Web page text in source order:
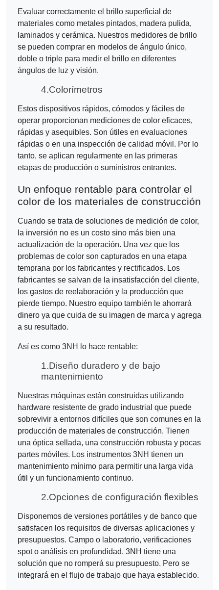
Evaluar correctamente el brillo superficial de
materiales como metales pintados, madera pulida,
laminados y cerámica. Nuestros medidores de brillo
se pueden comprar en modelos de ángulo único,
doble o triple para medir el brillo en diferentes
ángulos de luz y visión.
4.Colorímetros
Estos dispositivos rápidos, cómodos y fáciles de
operar proporcionan mediciones de color eficaces,
rápidas y asequibles. Son útiles en evaluaciones
rápidas o en una inspección de calidad móvil. Por lo
tanto, se aplican regularmente en las primeras
etapas de producción o suministros entrantes.
Un enfoque rentable para controlar el
color de los materiales de construcción
Cuando se trata de soluciones de medición de color,
la inversión no es un costo sino más bien una
actualización de la operación. Una vez que los
problemas de color son capturados en una etapa
temprana por los fabricantes y rectificados. Los
fabricantes se salvan de la insatisfacción del cliente,
los gastos de reelaboración y la producción que
pierde tiempo. Nuestro equipo también le ahorrará
dinero ya que cuida de su imagen de marca y agrega
a su resultado.
Así es como 3NH lo hace rentable:
1.Diseño duradero y de bajo
mantenimiento
Nuestras máquinas están construidas utilizando
hardware resistente de grado industrial que puede
sobrevivir a entornos difíciles que son comunes en la
producción de materiales de construcción. Tienen
una óptica sellada, una construcción robusta y pocas
partes móviles. Los instrumentos 3NH tienen un
mantenimiento mínimo para permitir una larga vida
útil y un funcionamiento continuo.
2.Opciones de configuración flexibles
Disponemos de versiones portátiles y de banco que
satisfacen los requisitos de diversas aplicaciones y
presupuestos. Campo o laboratorio, verificaciones
spot o análisis en profundidad. 3NH tiene una
solución que no romperá su presupuesto. Pero se
integrará en el flujo de trabajo que haya establecido.